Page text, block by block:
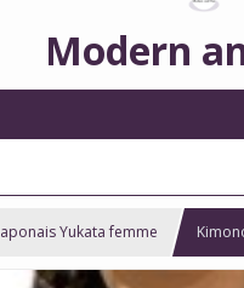
Modern
Yukata femme